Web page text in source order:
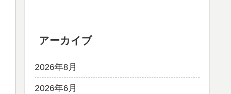
アーカイブ
2026年8月
2026年6月